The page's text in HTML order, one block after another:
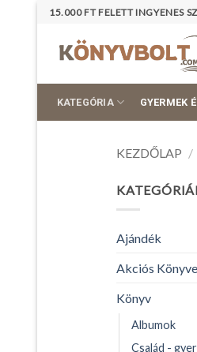
Skip
content
15.000 FT FELETT INGYENES
KATEGÓRIA GYERMEK
KEZDŐLAP /
Ajándék
Akciós
Könyv
Albumok
Család -